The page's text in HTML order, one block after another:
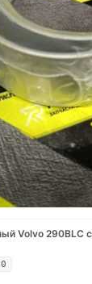
Volvo 290BLC